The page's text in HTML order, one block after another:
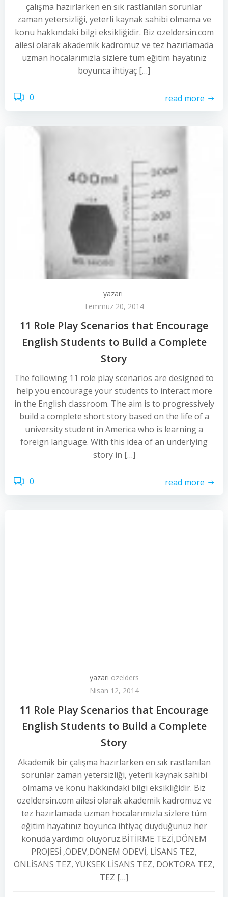
çalışma hazırlarken en sık rastlanılan sorunlar
zaman yetersizliği, yeterli kaynak sahibi olmama ve
konu hakkındaki bilgi eksikliğidir. Biz ozeldersin.com
ailesi olarak akademik kadromuz ve tez hazırlamada
uzman hocalarımızla sizlere tüm eğitim hayatınız
boyunca ihtiyaç […]
0 read more
yazarı
Temmuz 20, 2014
11 Role Play Scenarios that Encourage
English Students to Build a Complete
Story
The following 11 role play scenarios are designed to
help you encourage your students to interact more
in the English classroom. The aim is to progressively
build a complete short story based on the life of a
university student in America who is learning a
foreign language. With this idea of an underlying
story in […]
0 read more
yazarı ozelders
Nisan 12, 2014
11 Role Play Scenarios that Encourage
English Students to Build a Complete
Story
Akademik bir çalışma hazırlarken en sık rastlanılan
sorunlar zaman yetersizliği, yeterli kaynak sahibi
olmama ve konu hakkındaki bilgi eksikliğidir. Biz
ozeldersin.com ailesi olarak akademik kadromuz ve
tez hazırlamada uzman hocalarımızla sizlere tüm
eğitim hayatınız boyunca ihtiyaç duyduğunuz her
konuda yardımcı oluyoruz.BİTİRME TEZİ,DÖNEM
PROJESİ ,ÖDEV,DÖNEM ÖDEVİ, LİSANS TEZ,
ÖNLİSANS TEZ, YÜKSEK LİSANS TEZ, DOKTORA TEZ,
TEZ […]